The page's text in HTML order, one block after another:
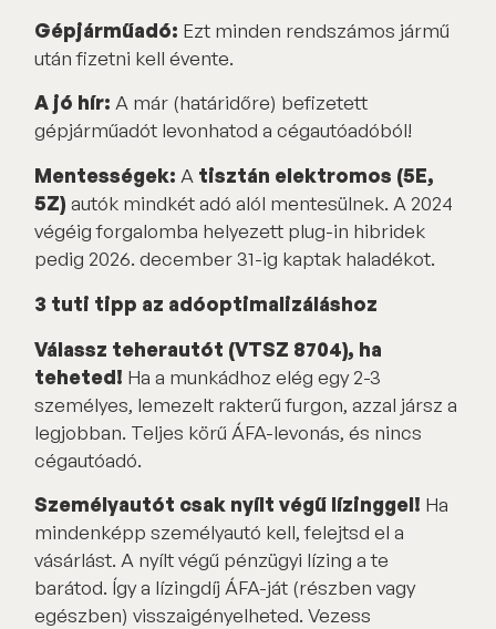
Gépjárműadó: Ezt minden rendszámos jármű
után fizetni kell évente.
A jó hír: A már (határidőre) befizetett
gépjárműadót levonhatod a cégautóadóból!
Mentességek: A tisztán elektromos (5E,
5Z) autók mindkét adó alól mentesülnek. A 2024
végéig forgalomba helyezett plug-in hibridek
pedig 2026. december 31-ig kaptak haladékot.
3 tuti tipp az adóoptimalizáláshoz
Válassz teherautót (VTSZ 8704), ha
teheted! Ha a munkádhoz elég egy 2-3
személyes, lemezelt rakterű furgon, azzal jársz a
legjobban. Teljes körű ÁFA-levonás, és nincs
cégautóadó.
Személyautót csak nyílt végű lízinggel! Ha
mindenképp személyautó kell, felejtsd el a
vásárlást. A nyílt végű pénzügyi lízing a te
barátod. Így a lízingdíj ÁFA-ját (részben vagy
egészben) visszaigényelheted. Vezess